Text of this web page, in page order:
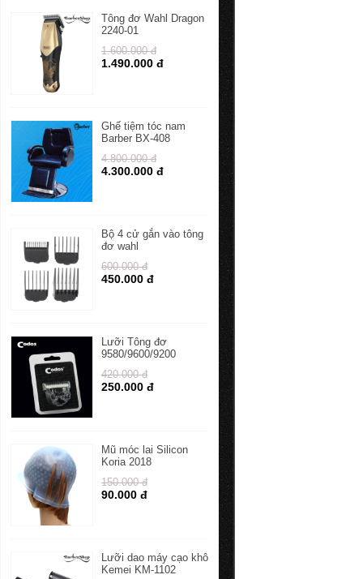
Tông đơ Wahl Dragon
2240-01
1.600.000 đ
1.490.000 đ
Ghế tiệm tóc nam
Barber BX-408
4.800.000 đ
4.300.000 đ
Bộ 4 cử gắn vào tông
đơ wahl
600.000 đ
450.000 đ
Lưỡi Tông đơ
9580/9600/9200
420.000 đ
250.000 đ
Mũ móc lai Silicon
Koria 2018
150.000 đ
90.000 đ
Lưỡi dao máy cạo khô
Kemei KM-1102